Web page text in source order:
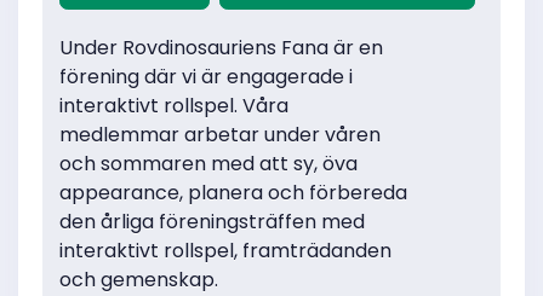
Under Rovdinosauriens Fana är en
förening där vi är engagerade i
interaktivt rollspel. Våra
medlemmar arbetar under våren
och sommaren med att sy, öva
appearance, planera och förbereda
den årliga föreningsträffen med
interaktivt rollspel, framträdanden
och gemenskap.